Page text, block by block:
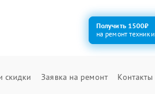
Получить 1500₽
на ремонт техники
скидки Заявка на ремонт Контакты